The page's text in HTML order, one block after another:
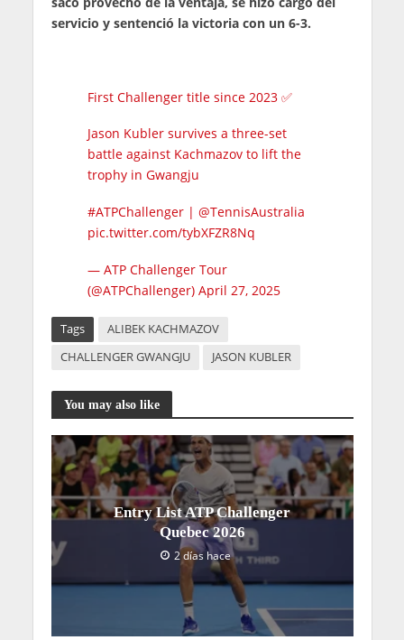
servicio y sentenció la victoria con un 6-3.
First Challenger title since 2023 ✅
Jason Kubler survives a three-set
battle against Kachmazov to lift the
trophy in Gwangju
#ATPChallenger| @TennisAustralia
pic.twitter.com/tybXFZR8Nq
— ATP Challenger Tour
(@ATPChallenger) April 27, 2025
Tags
ALIBEK KACHMAZOV
CHALLENGER GWANGJU
JASON KUBLER
You may also like
Entry List ATP Challenger
Quebec 2026
2 días hace